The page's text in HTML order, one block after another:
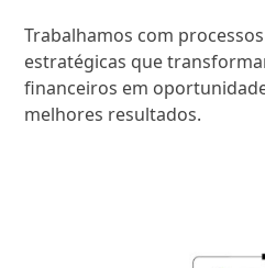
Trabalhamos com
estratégicas que
financeiros em
melhores resultados.